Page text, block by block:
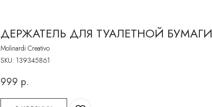
ДЕРЖАТЕЛЬ ДЛЯ ТУАЛЕТНОЙ БУМАГИ
Molinardi Creativo
SKU: 139345861
999 р.